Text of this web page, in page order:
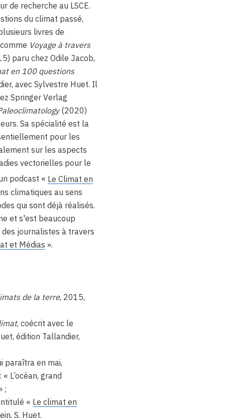
de recherche au LSCE.
du climat passé,
livres de
Voyage à travers
paru chez Odile Jacob,
en 100 questions
avec Sylvestre Huet. Il
Springer Verlag
(2020)
Sa spécialité est la
pour les
sur les aspects
vectorielles pour le
podcast « Le Climat en
climatiques au sens
qui sont déjà réalisés.
et s'est beaucoup
journalistes à travers
et Médias ».
de la terre, 2015,
, coécrit avec le
édition Tallandier,
paraîtra en mai,
L’océan, grand
;
« Le climat en
S. Huet.